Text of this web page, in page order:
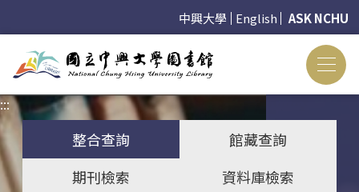
中興大學 English ASK NCHU
:::
整合查詢
館藏查詢
期刊檢索
資料庫檢索